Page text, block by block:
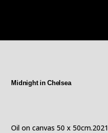
Midnight in Chelsea
Oil on canvas 50 x